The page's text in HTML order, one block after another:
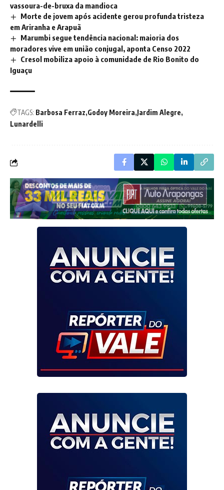
vassoura-de-bruxa da mandioca
Morte de jovem após acidente gerou profunda tristeza
em Ariranha e Arapuã
Marumbi segue tendência nacional: maioria dos
moradores vive em união conjugal, aponta Censo 2022
Cresol mobiliza apoio à comunidade de Rio Bonito do
Iguaçu
TAGS: Barbosa Ferraz Godoy Moreira Jardim Alegre
Lunardelli